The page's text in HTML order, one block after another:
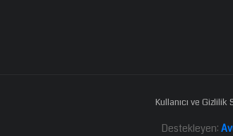
Kullanıcı ve
Destekleyen: